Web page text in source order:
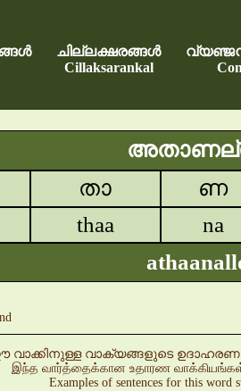
ചില്ലക്ഷരങ്ങൾ
Cillaksarankal
താ ണ
thaa na
വാക്കിനുള്ള വാക്യങ്ങളുടെ
இந்த வார்த்தைக்கான உதாரண
Examples of sentences for this word